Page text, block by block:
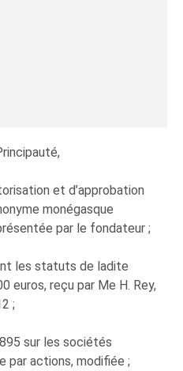
et d’approbation
monégasque
par le fondateur ;
les statuts de ladite
euros, reçu par Me H. Rey,
;
sur les sociétés
par actions, modifiée ;